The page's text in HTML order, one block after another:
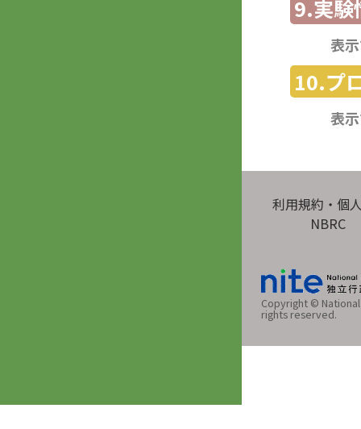
9.実験
表
10.プ
表
利用規約・個
NBRC
Copyright ©
rights reserved.